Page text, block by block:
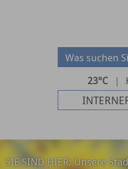
23°C |
SIE SIND HIER:Unsere